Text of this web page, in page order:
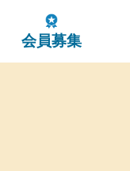
会員募集